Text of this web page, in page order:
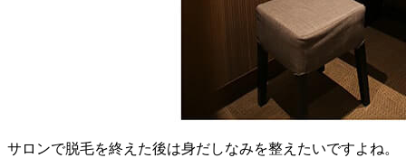
サロンで脱毛を終えた後は身だしなみを整えたいですよね。